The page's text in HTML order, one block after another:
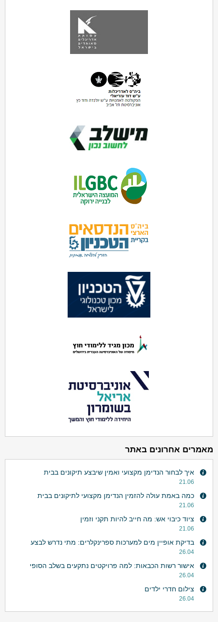
מאמרים אחרונים באתר
איך לבחור הנדימן מקצועי ואמין שיבצע תיקונים בבית
21.06
כמה באמת עולה להזמין הנדימן מקצועי לתיקונים בבית
21.06
ציוד כיבוי אש: מה חייב להיות תקני וזמין
21.06
בדיקת אופיין מים למערכות ספרינקלרים: מתי נדרש לבצע
26.04
אישור רשות הכבאות: למה פרויקטים נתקעים בשלב הסופי
26.04
צילום חדרי ילדים
26.04